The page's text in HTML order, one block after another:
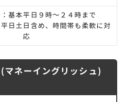
基本平日９時～２４時まで
日土日含め、時間帯も柔軟に対
応
マネーイングリッシュ)